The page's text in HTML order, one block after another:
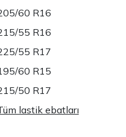
60 R16
55 R16
55 R17
60 R15
50 R17
lastik ebatları